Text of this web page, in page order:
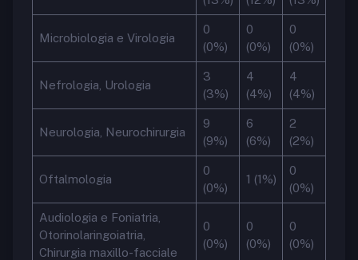
Microbiologia e Virologia
0
(0%)
0
(0%)
0
(0%)
Nefrologia, Urologia
3
(3%)
4
(4%)
4
(4%)
Neurologia, Neurochirurgia
9
(9%)
6
(6%)
2
(2%)
Oftalmologia
0
(0%)
1 (1%)
0
(0%)
Audiologia e Foniatria,
Otorinolaringoiatria,
Chirurgia maxillo-facciale
0
(0%)
0
(0%)
0
(0%)